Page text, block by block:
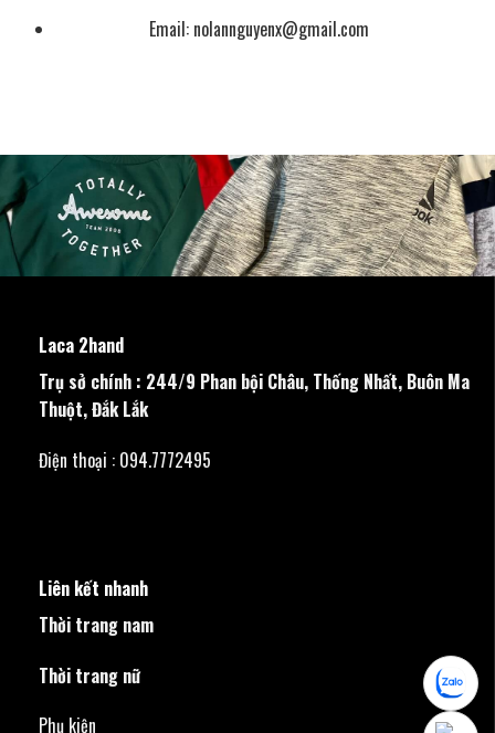
Email: nolannguyenx@gmail.com
Laca 2hand
Trụ sở chính : 244/9 Phan bội Châu, Thống Nhất, Buôn Ma
Thuột, Đắk Lắk
Điện thoại : 094.7772495
Liên kết nhanh
Thời trang nam
Thời trang nữ
Phụ kiện